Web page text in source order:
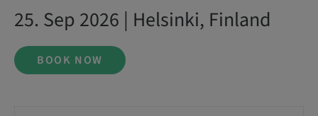
25. Sep 2026 | Helsinki, Finland
BOOK NOW